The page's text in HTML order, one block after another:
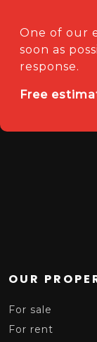
One of our
soon as
response.
Free
OUR
For sale
For rent